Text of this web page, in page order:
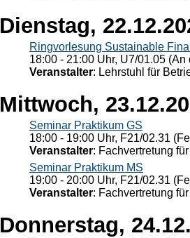
Dienstag,
Ringvorlesung Sustainable
18:00 - 21:00 Uhr, U7/01.05
Veranstalter: Lehrstuhl für
Mittwoch,
Seminar Praktikum GS
18:00 - 19:00 Uhr, F21/02.31
Veranstalter: Fachvertretung
Seminar Praktikum MS
19:00 - 20:00 Uhr, F21/02.31
Veranstalter: Fachvertretung
Donnerstag,